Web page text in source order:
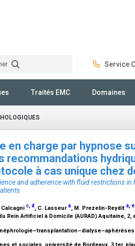
Service
Traités EMC Domaines
en charge par hypnose
recommandations
à cas unique chez
and adherence with fluid restrictions in
Calcagni c,d , C. Lasseura, M. Prezelin-Reydit a,e
Rein Artificiel à Domicile (AURAD) Aquitaine, 2,